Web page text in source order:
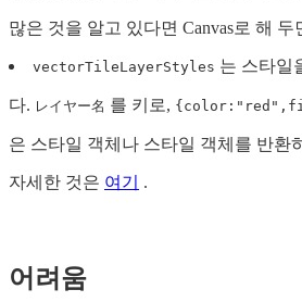
많은 것을 알고 있다면 Canvas로 해 두
vectorTileLayerStyles 는 스타일
다. レイヤー名 를 키로,
은 스타일 객체나 스타일 객체를 반환
자세한 것은 여기 .
어려움